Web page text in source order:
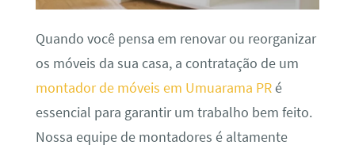
Quando você pensa em renovar ou reorganizar
os móveis da sua casa, a contratação de um
montador de móveis em Umuarama PRé
essencial para garantir um trabalho bem feito.
Nossa equipe de montadores é altamente